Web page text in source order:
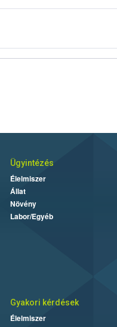
Ügyintézés
Élelmiszer
Állat
Növény
Labor/Egyéb
Gyakori kérdések
Élelmiszer